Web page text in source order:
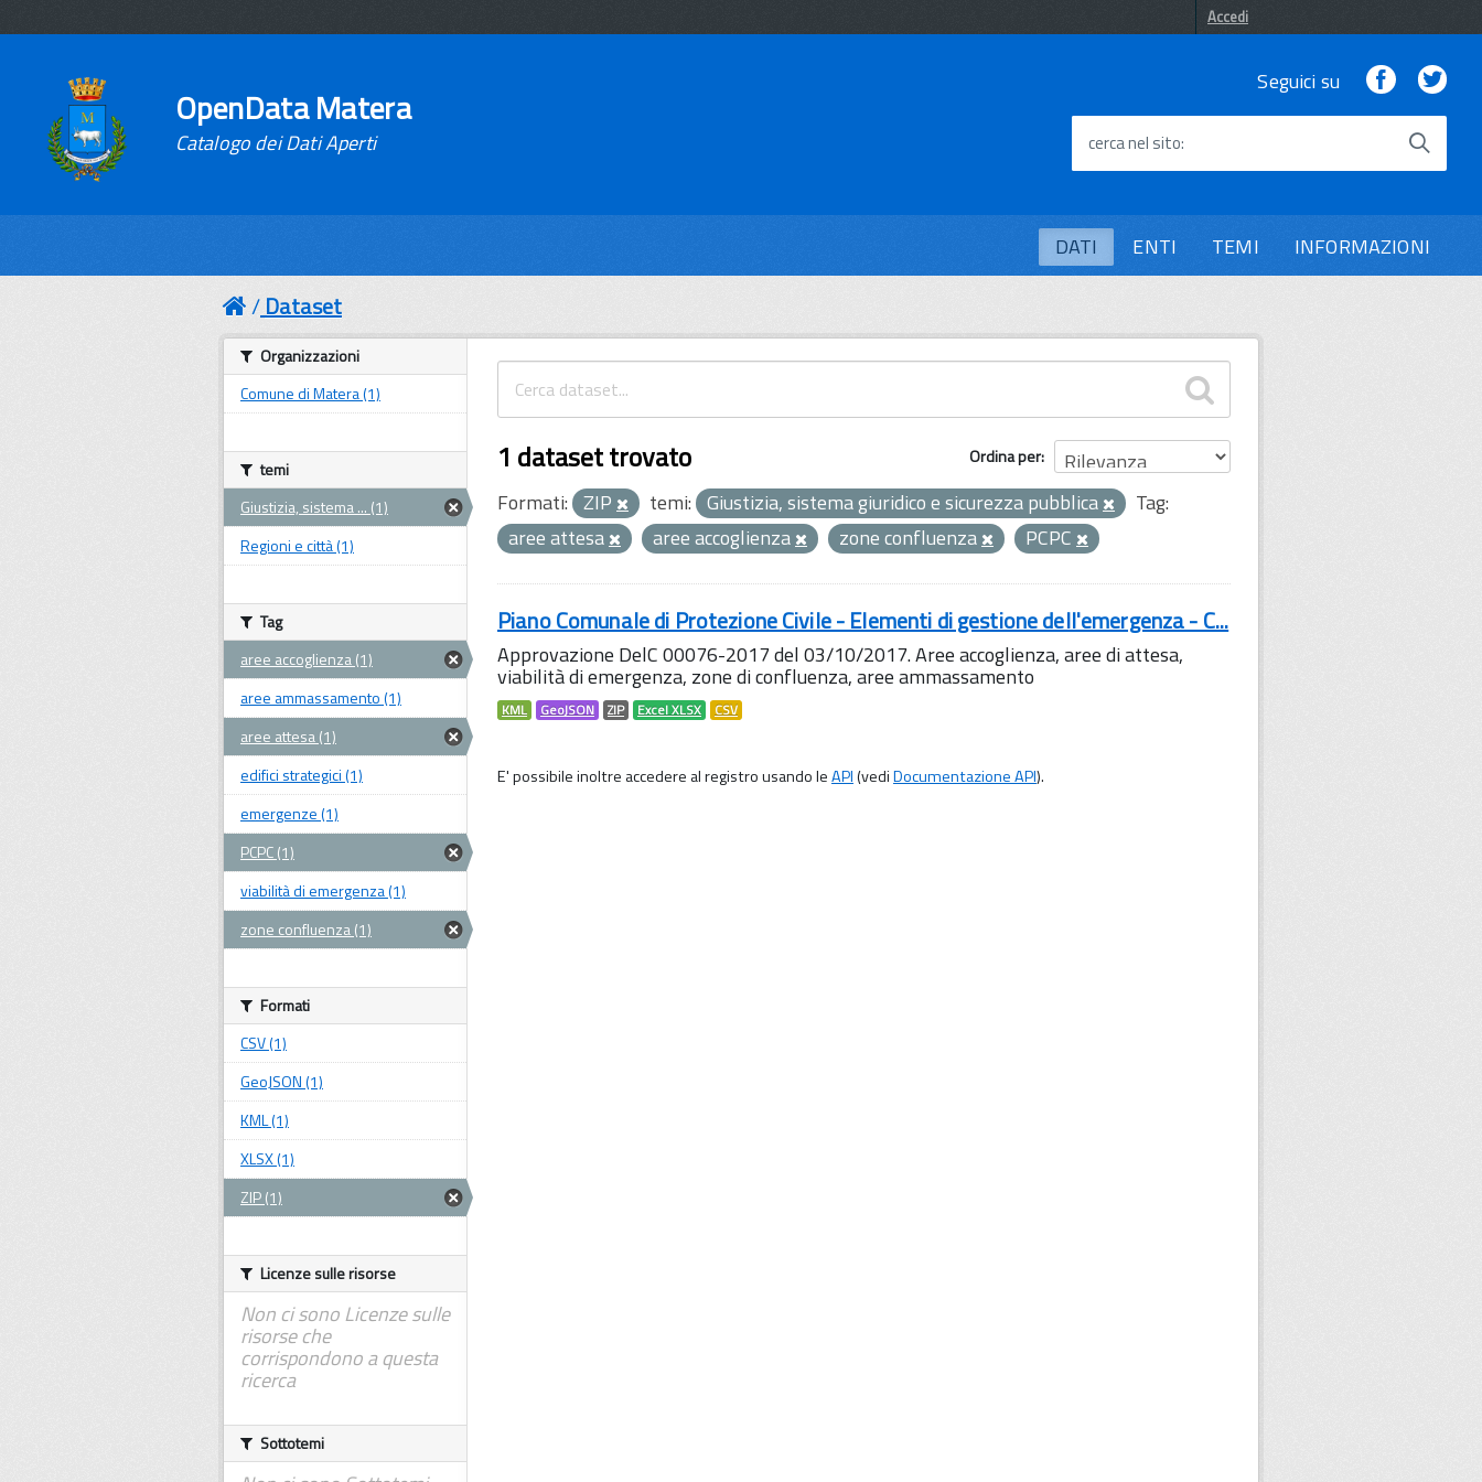
Accedi
OpenData Matera
Catalogo dei Dati Aperti
Seguici su Facebook
cerca nel sito
DATI ENTI TEMI INFORMAZIONI
Dataset
Ordina per
1 dataset trovato
Formati: ZIP temi: Giustizia, sistema giuridico e sicurezza pubblica
Tag:
aree attesa
aree accoglienza zone confluenza PCPC
Piano Comunale di Protezione Civile - Elementi di gestione dell'emergenza - C...
Approvazione DelC 00076-2017 del 03/10/2017. Aree accoglienza, aree di attesa,
viabilità di emergenza, zone di confluenza, aree ammassamento
KML GeoJSON ZIP Excel XLSX CSV
E' possibile inoltre accedere al registro usando leAPI(vediDocumentazione API).
Organizzazioni
Comune di Matera (1)
temi
Giustizia, sistema ... (1)
Regioni e città (1)
Tag
aree accoglienza (1)
aree ammassamento (1)
aree attesa (1)
edifici strategici (1)
emergenze (1)
PCPC (1)
viabilità di emergenza (1)
zone confluenza (1)
Formati
CSV (1)
GeoJSON (1)
KML (1)
XLSX (1)
ZIP (1)
Licenze sulle risorse
Non ci sono Licenze sulle
risorse che
corrispondono a questa
ricerca
Sottotemi